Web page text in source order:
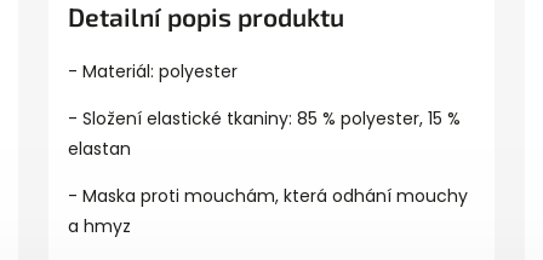
Detailní popis produktu
- Materiál: polyester
- Složení elastické tkaniny: 85 % polyester, 15 %
elastan
- Maska proti mouchám, která odhání mouchy
a hmyz